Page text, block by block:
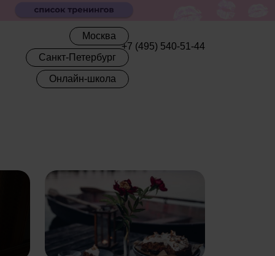
Москва
Санкт-Петербург
Онлайн-школа
+7 (495) 540-51-44